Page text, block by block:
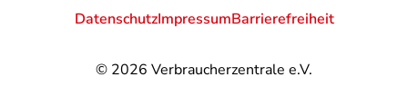
© 2026 Verbraucherzentrale e.V.
DatenschutzImpressumBarrierefreiheit